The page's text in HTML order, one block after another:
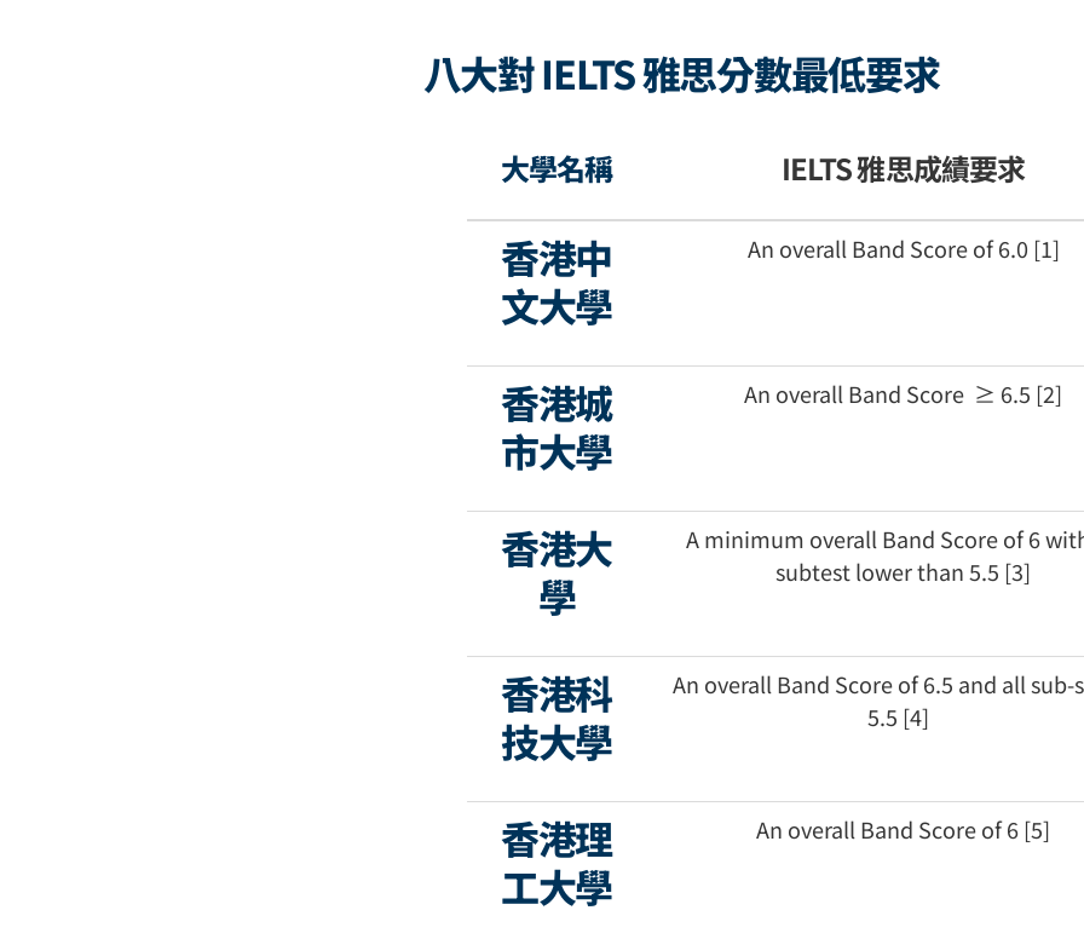
八大對 IELTS 雅思分數最低要求
大學名稱 IELTS 雅思成績要求
香港中
文大學
An overall Band Score of 6.0 [1]
香港城
市大學
An overall Band Score ≥ 6.5 [2]
香港大
學
A minimum overall Band Score of 6
subtest lower than 5.5 [3]
香港科
技大學
An overall Band Score of 6.5 and all sub-
5.5 [4]
香港理
工大學
An overall Band Score of 6 [5]